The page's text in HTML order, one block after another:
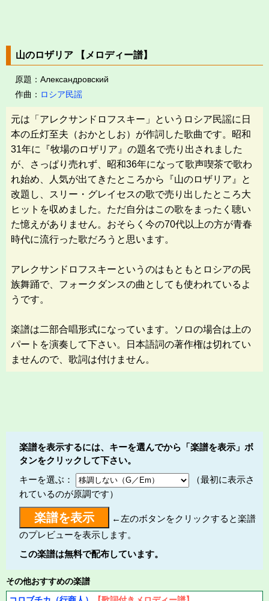
山のロザリア 【メロディー譜】
原題：Александровский
作曲： ロシア民謡
元は「アレクサンドロフスキー」というロシア民謡に日
本の丘灯至夫（おかとしお）が作詞した歌曲です。昭和
31年に『牧場のロザリア』の題名で売り出されました
が、さっぱり売れず、昭和36年になって歌声喫茶で歌わ
れ始め、人気が出てきたところから『山のロザリア』と
改題し、スリー・グレイセスの歌で売り出したところ大
ヒットを収めました。ただ自分はこの歌をまったく聴い
た憶えがありません。おそらく今の70代以上の方が青春
時代に流行った歌だろうと思います。
アレクサンドロフスキーというのはもともとロシアの民
族舞踊で、フォークダンスの曲としても使われているよ
うです。
楽譜は二部合唱形式になっています。ソロの場合は上の
パートを演奏して下さい。日本語詞の著作権は切れてい
ませんので、歌詞は付けません。
楽譜を表示するには、キーを選んでから「楽譜を表示」ボ
タンをクリックして下さい。
キーを選ぶ：
（最初に表示さ
れているのが原調です）
←左のボタンをクリックすると楽譜
のプレビューを表示します。
この楽譜は無料で配布しています。
その他おすすめの楽譜